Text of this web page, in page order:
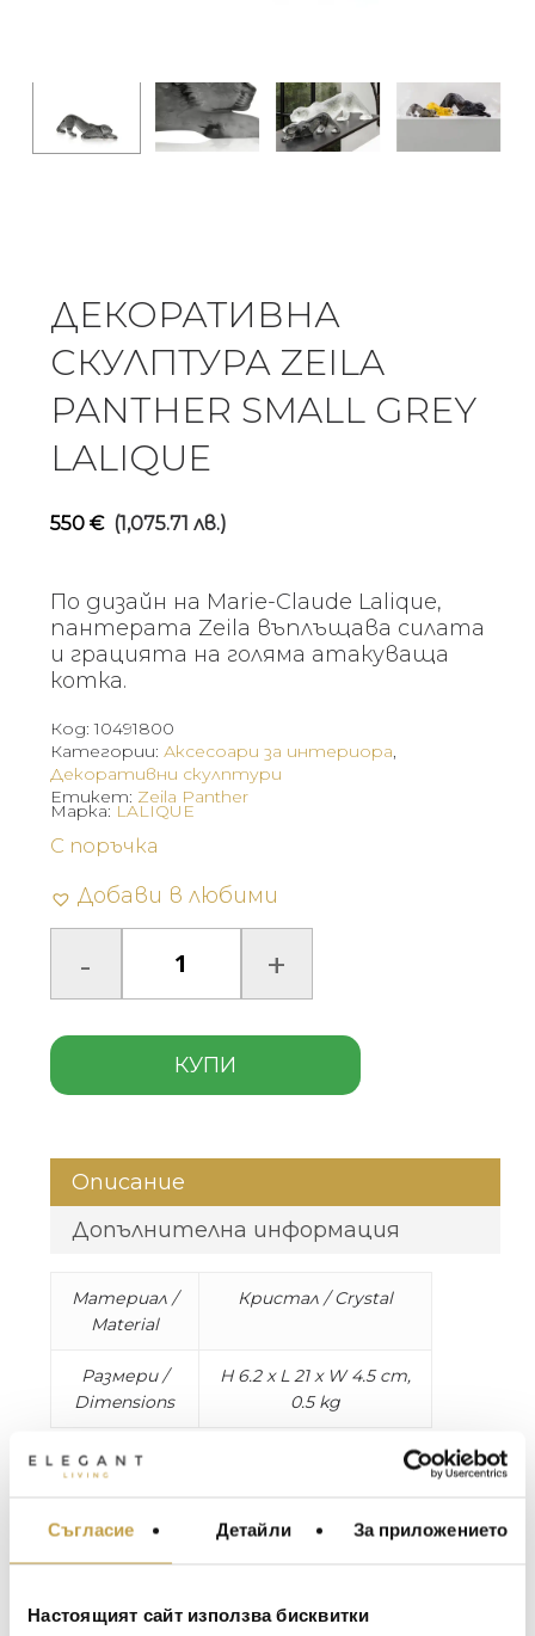
Съгласие Детайли За приложението
Настоящият сайт използва бисквитки
ДЕКОРАТИВНА
СКУЛПТУРА ZEILA
PANTHER SMALL GREY
LALIQUE
550 € (1,075.71 лв.)
По дизайн на Marie-Claude Lalique,
пантерата Zeila въплъщава силата
и грацията на голяма атакуваща
котка.
Код:10491800
Категории: Аксесоари за интериора,
Декоративни скулптури
Етикет: Zeila Panther
С поръчка
Добави в любими
КУПИ
Марка: LALIQUE
Описание
Допълнителна информация
Материал /
Material
Кристал / Crystal
Размери /
Dimensions
H 6.2 x L 21 x W 4.5 cm,
0.5 kg
По дизайн на Marie-Claude Lalique,
грацията на голяма атакуваща котка.
Чрез дизайна си, мощните мускули на
пантерата са очевидни под кристалната
МЕБЕЛИ ЗА ДОМА И